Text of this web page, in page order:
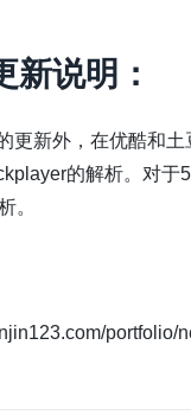
说明：
更新外，在优酷和
的解析。对
。
portfolio/